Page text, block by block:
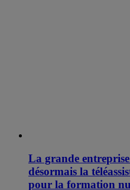
La grande
désormais la
pour la formation